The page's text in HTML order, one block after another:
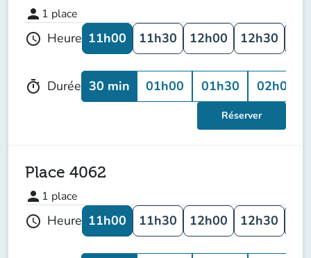
person 1 place
schedule Heure 11h00 11h30 12h00 12h30
timer Durée 30 min 01h00 01h30 02h00
Réserver
Place 4062
person 1 place
schedule Heure 11h00 11h30 12h00 12h30